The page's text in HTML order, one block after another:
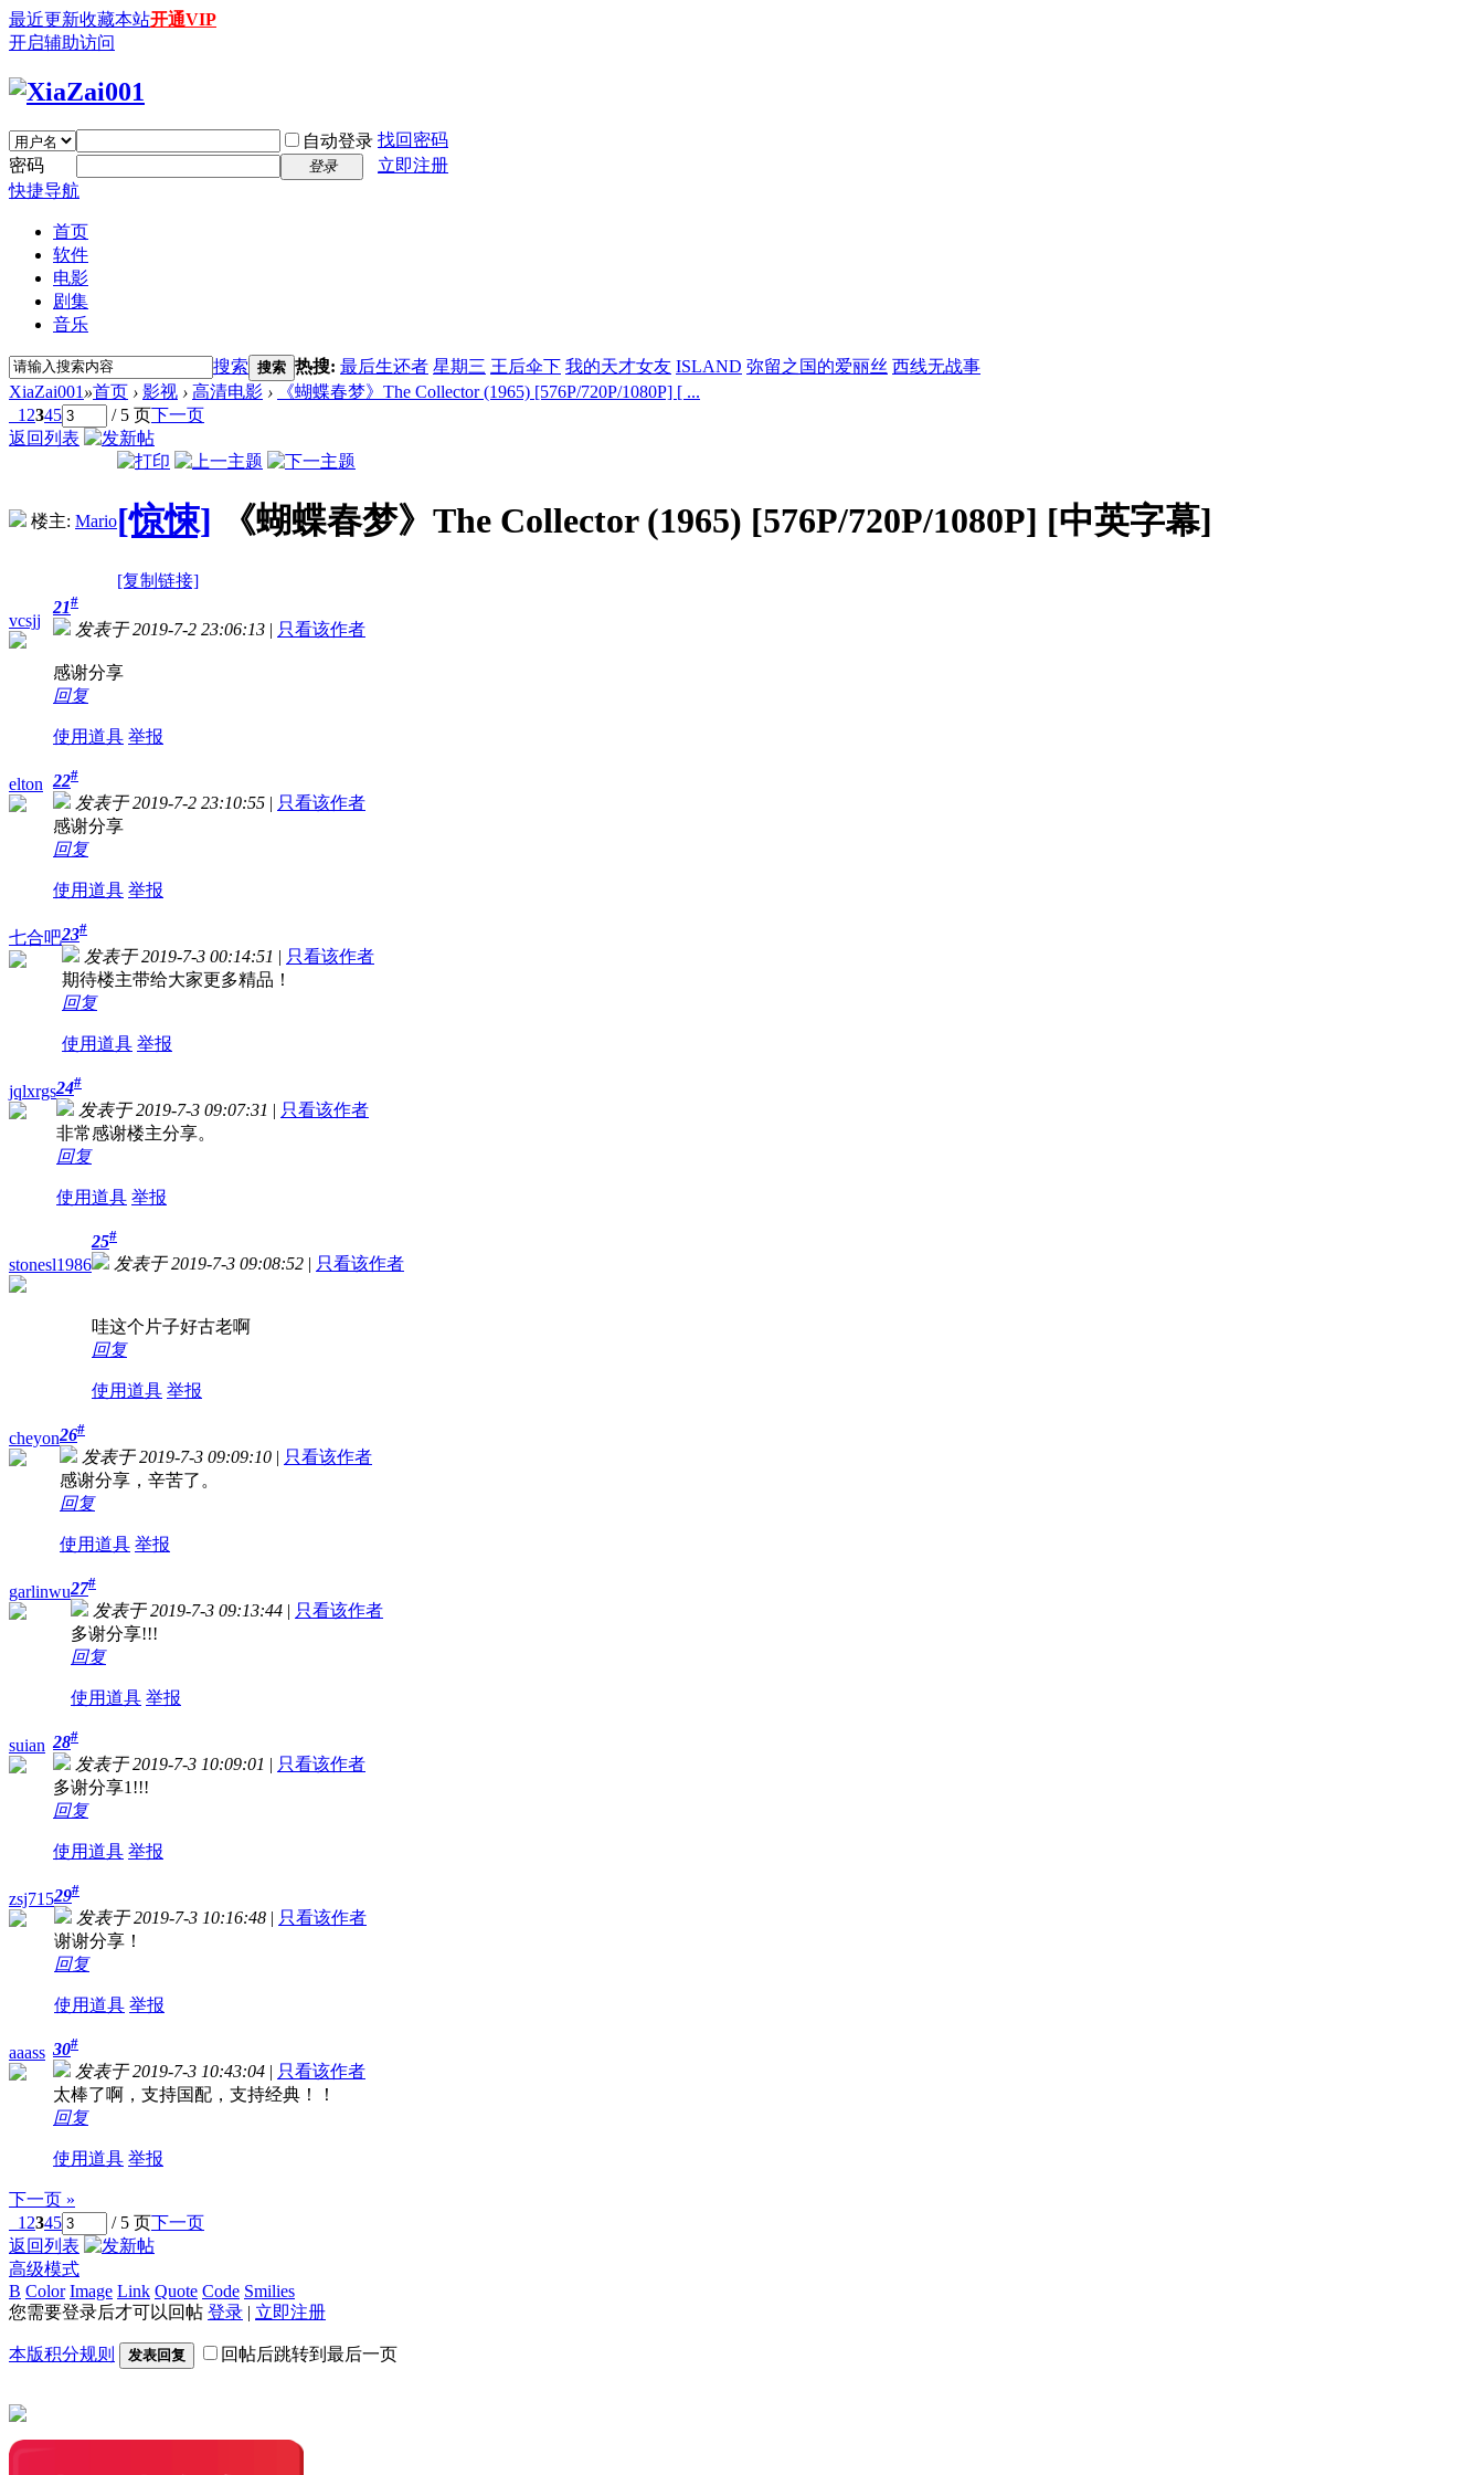
最近更新收藏本站开通VIP
开启辅助访问
自动登录 找回密码
密码
登录
立即注册
快捷导航
首页
软件
电影
剧集
音乐
搜索 搜索 热搜: 最后生还者 星期三 王后伞下 我的天才女友 ISLAND 弥留之国的爱丽丝 西线无战事
XiaZai001 »首页 › 影视 › 高清电影 ›
《蝴蝶春梦》The Collector (1965) [576P/720P/1080P] [ ...
1 2345 / 5 页下一页
返回列表
楼主: Mario[惊悚] 《蝴蝶春梦》The Collector (1965) [576P/720P/1080P] [中英字幕]
[复制链接]
vcsjj
21#
发表于 2019-7-2 23:06:13 | 只看该作者
感谢分享
回复
使用道具 举报
elton 22#
发表于 2019-7-2 23:10:55 | 只看该作者
感谢分享
回复
使用道具 举报
七合吧23#
发表于 2019-7-3 00:14:51 | 只看该作者
期待楼主带给大家更多精品！
回复
使用道具 举报
jqlxrgs24#
发表于 2019-7-3 09:07:31 | 只看该作者
非常感谢楼主分享。
回复
使用道具 举报
stonesl1986
25#
发表于 2019-7-3 09:08:52 | 只看该作者
哇这个片子好古老啊
回复
使用道具 举报
cheyon26#
发表于 2019-7-3 09:09:10 | 只看该作者
感谢分享，辛苦了。
回复
使用道具 举报
garlinwu27#
发表于 2019-7-3 09:13:44 | 只看该作者
多谢分享!!!
回复
使用道具 举报
suian 28#
发表于 2019-7-3 10:09:01 | 只看该作者
多谢分享1!!!
回复
使用道具 举报
zsj71529#
发表于 2019-7-3 10:16:48 | 只看该作者
谢谢分享！
回复
使用道具 举报
aaass 30#
发表于 2019-7-3 10:43:04 | 只看该作者
太棒了啊，支持国配，支持经典！！
回复
使用道具 举报
下一页 »
1 2345 / 5 页下一页
返回列表
高级模式
B Color Image Link Quote Code Smilies
您需要登录后才可以回帖 登录 | 立即注册
本版积分规则 发表回复 回帖后跳转到最后一页